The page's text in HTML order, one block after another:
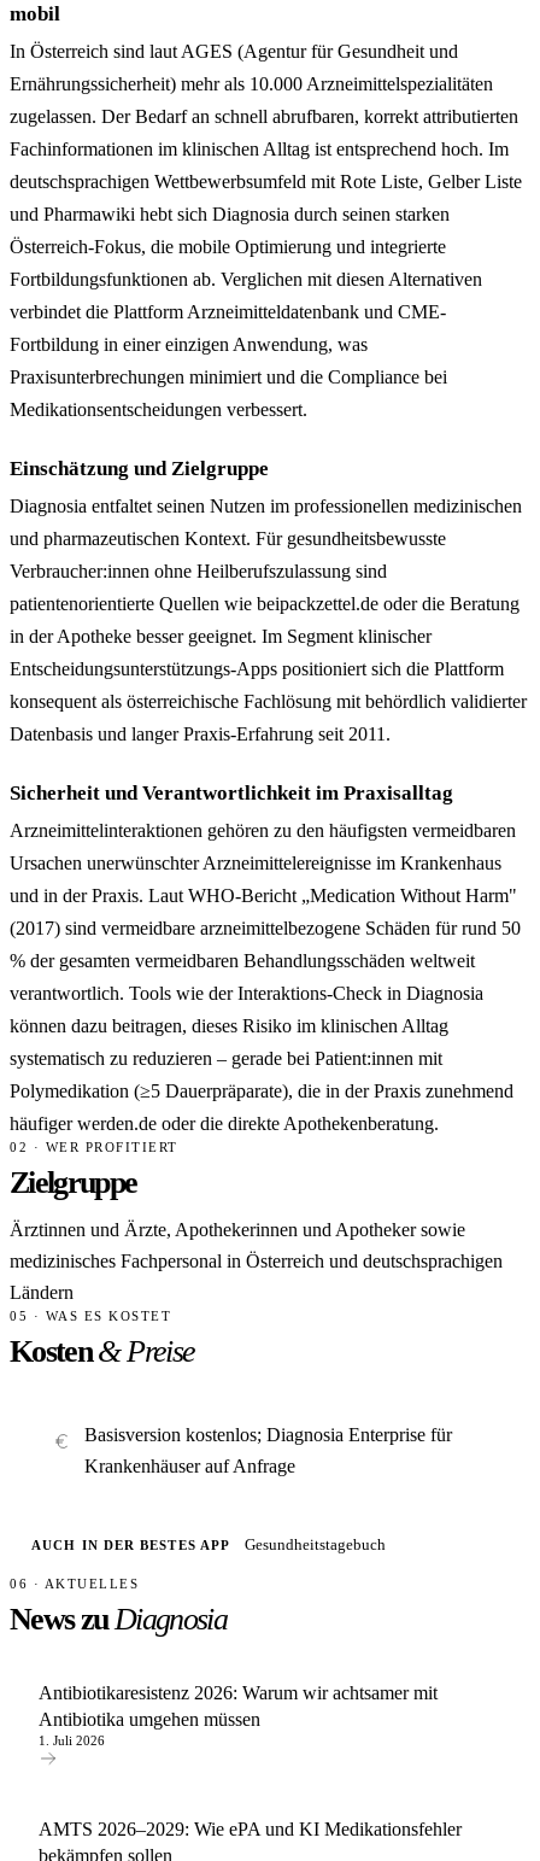
mobil
In Österreich sind laut AGES (Agentur für Gesundheit und
Ernährungssicherheit) mehr als 10.000 Arzneimittelspezialitäten
zugelassen. Der Bedarf an schnell abrufbaren, korrekt attributierten
Fachinformationen im klinischen Alltag ist entsprechend hoch. Im
deutschsprachigen Wettbewerbsumfeld mit Rote Liste, Gelber Liste
und Pharmawiki hebt sich Diagnosia durch seinen starken
Österreich-Fokus, die mobile Optimierung und integrierte
Fortbildungsfunktionen ab. Verglichen mit diesen Alternativen
verbindet die Plattform Arzneimitteldatenbank und CME-
Fortbildung in einer einzigen Anwendung, was
Praxisunterbrechungen minimiert und die Compliance bei
Medikationsentscheidungen verbessert.
Einschätzung und Zielgruppe
Diagnosia entfaltet seinen Nutzen im professionellen medizinischen
und pharmazeutischen Kontext. Für gesundheitsbewusste
Verbraucher:innen ohne Heilberufszulassung sind
patientenorientierte Quellen wie beipackzettel.de oder die Beratung
in der Apotheke besser geeignet. Im Segment klinischer
Entscheidungsunterstützungs-Apps positioniert sich die Plattform
konsequent als österreichische Fachlösung mit behördlich validierter
Datenbasis und langer Praxis-Erfahrung seit 2011.
Sicherheit und Verantwortlichkeit im Praxisalltag
Arzneimittelinteraktionen gehören zu den häufigsten vermeidbaren
Ursachen unerwünschter Arzneimittelereignisse im Krankenhaus
und in der Praxis. Laut WHO-Bericht „Medication Without Harm"
(2017) sind vermeidbare arzneimittelbezogene Schäden für rund 50
% der gesamten vermeidbaren Behandlungsschäden weltweit
verantwortlich. Tools wie der Interaktions-Check in Diagnosia
können dazu beitragen, dieses Risiko im klinischen Alltag
systematisch zu reduzieren – gerade bei Patient:innen mit
Polymedikation (≥5 Dauerpräparate), die in der Praxis zunehmend
häufiger werden.de oder die direkte Apothekenberatung.
02 · WER PROFITIERT
Zielgruppe
Ärztinnen und Ärzte, Apothekerinnen und Apotheker sowie
medizinisches Fachpersonal in Österreich und deutschsprachigen
Ländern
05 · WAS ES KOSTET
Kosten& Preise
Basisversion kostenlos; Diagnosia Enterprise für
Krankenhäuser auf Anfrage
AUCH IN DER BESTES APP Gesundheitstagebuch
06 · AKTUELLES
News zuDiagnosia
Antibiotikaresistenz 2026: Warum wir achtsamer mit
Antibiotika umgehen müssen
1. Juli 2026
AMTS 2026–2029: Wie ePA und KI Medikationsfehler
bekämpfen sollen